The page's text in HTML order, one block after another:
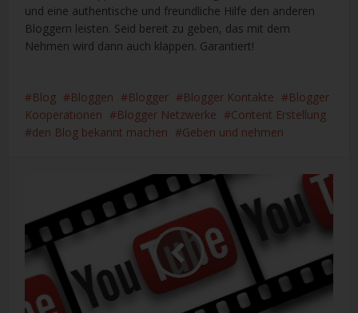
und eine authentische und freundliche Hilfe den anderen
Bloggern leisten. Seid bereit zu geben, das mit dem
Nehmen wird dann auch klappen. Garantiert!
Blog Bloggen Blogger Blogger Kontakte
Blogger
Kooperationen
Blogger Netzwerke
Content Erstellung
den Blog bekannt machen
Geben und nehmen